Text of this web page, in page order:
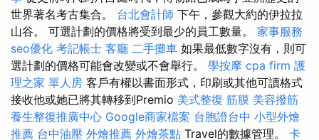
世界著名考古集合。 台北會計師 下午，參觀大約的伊拉拉
山谷。 可選計劃的價格將受到最少的員工數量。 家事服務
seo優化 考記帳士 客廳 二手攤車 如果最低數字沒有，則可
選計劃的價格可能會改變或不會舉行。 學按摩 cpa firm 護
理之家 單人房 客戶有權以書面形式，印刷或其他可讀格式
接收他或她已將其轉移到Premio 美式整復 筋膜 美容撥筋
養生整復推廣中心 Google商家檔案 台胞證台中 小型外燴
推薦 台中油壓 外燴推薦 外燴茶點 Travel的數據管理。 卡